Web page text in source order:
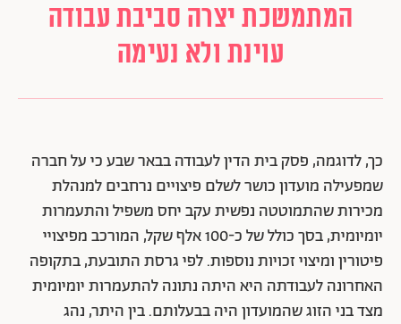
המתמשכת יצרה סביבת עבודה
עוינת ולא נעימה
כך, לדוגמה, פסק בית הדין לעבודה בבאר שבע כי על חברה
שמפעילה מועדון כושר לשלם פיצויים נרחבים למנהלת
מכירות שהתמוטטה נפשית עקב יחס משפיל והתעמרות
יומיומית, בסך כולל של כ-100 אלף שקל, המורכב מפיצויי
פיטורין ומיצוי זכויות נוספות. לפי גרסת התובעת, בתקופה
האחרונה לעבודתה היא היתה נתונה להתעמרות יומיומית
מצד בני הזוג שהמועדון היה בבעלותם. בין היתר, נהג